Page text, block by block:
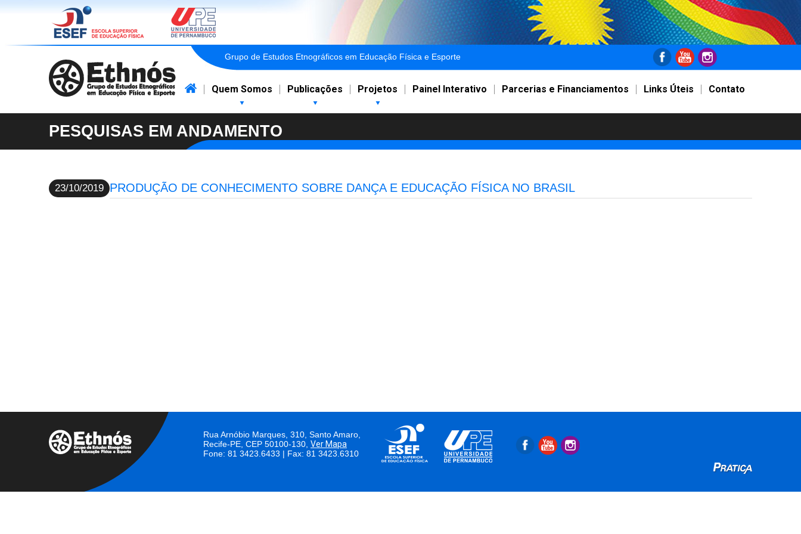
Grupo de Estudos Etnográficos em Educação Física e Esporte
Quem Somos Publicações Projetos Painel Interativo Parcerias e Financiamentos Links Úteis Contato
PESQUISAS EM ANDAMENTO
23/10/2019 PRODUÇÃO DE CONHECIMENTO SOBRE DANÇA E EDUCAÇÃO FÍSICA NO BRASIL
Rua Arnóbio Marques, 310, Santo Amaro,
Recife-PE, CEP 50100-130, Ver Mapa
Fone: 81 3423.6433 | Fax: 81 3423.6310
Pratica